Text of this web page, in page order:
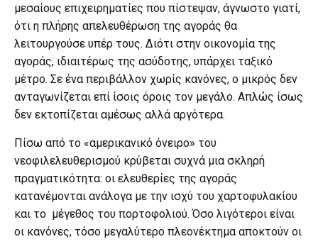
μεσαίους επιχειρηματίες που πίστεψαν, άγνωστο γιατί,
ότι η πλήρης απελευθέρωση της αγοράς θα
λειτουργούσε υπέρ τους. Διότι στην οικονομία της
αγοράς, ιδιαιτέρως της ασύδοτης, υπάρχει ταξικό
μέτρο. Σε ένα περιβάλλον χωρίς κανόνες, ο μικρός δεν
ανταγωνίζεται επί ίσοις όροις τον μεγάλο. Απλώς ίσως
δεν εκτοπίζεται αμέσως αλλά αργότερα.
Πίσω από το «αμερικανικό όνειρο» του
νεοφιλελευθερισμού κρύβεται συχνά μια σκληρή
πραγματικότητα: οι ελευθερίες της αγοράς
κατανέμονται ανάλογα με την ισχύ του χαρτοφυλακίου
και το μέγεθος του πορτοφολιού. Όσο λιγότεροι είναι
οι κανόνες, τόσο μεγαλύτερο πλεονέκτημα αποκτούν οι